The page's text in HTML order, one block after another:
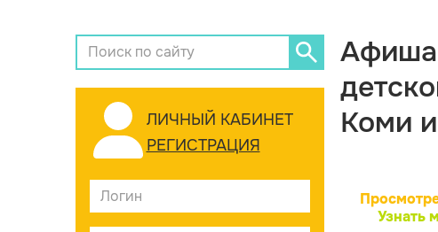
ЛИЧНЫЙ КАБИНЕТ
РЕГИСТРАЦИЯ
Афиша
Коми
Узнать